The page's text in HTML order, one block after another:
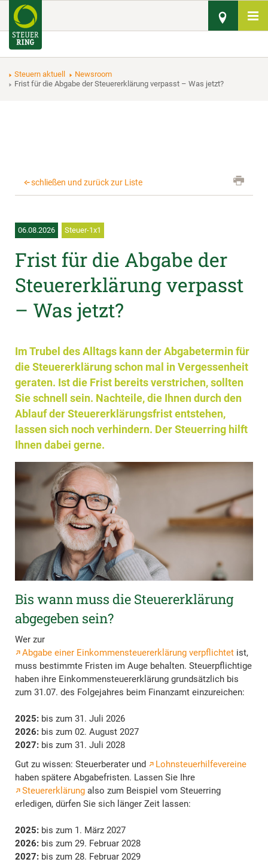
Steuern aktuell
Newsroom
Frist für die Abgabe der Steuererklärung verpasst – Was jetzt?
schließen und zurück zur Liste
06.08.2026 Steuer-1x1
Frist für die Abgabe der
Steuererklärung verpasst
– Was jetzt?
Im Trubel des Alltags kann der Abgabetermin für
die Steuererklärung schon mal in Vergessenheit
geraten. Ist die Frist bereits verstrichen, sollten
Sie schnell sein. Nachteile, die Ihnen durch den
Ablauf der Steuererklärungsfrist entstehen,
lassen sich noch verhindern. Der Steuerring hilft
Ihnen dabei gerne.
Bis wann muss die Steuererklärung
abgegeben sein?
Wer zur
Abgabe einer Einkommensteuererklärung verpflichtet ist,
muss bestimmte Fristen im Auge behalten. Steuerpflichtige
haben ihre Einkommensteuererklärung grundsätzlich bis
zum 31.07. des Folgejahres beim Finanzamt einzureichen:
2025: bis zum 31. Juli 2026
2026: bis zum 02. August 2027
2027: bis zum 31. Juli 2028
Gut zu wissen: Steuerberater und
Lohnsteuerhilfevereine
haben spätere Abgabefristen. Lassen Sie Ihre
Steuererklärung also zum Beispiel vom Steuerring
erledigen, dürfen Sie sich länger Zeit lassen:
2025: bis zum 1. März 2027
2026: bis zum 29. Februar 2028
2027: bis zum 28. Februar 2029